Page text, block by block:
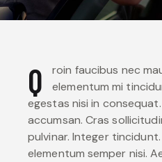
Q
roin faucibus nec
elementum mi
egestas nisi in
accumsan. Cras
pulvinar. Integer
elementum semper nisi.